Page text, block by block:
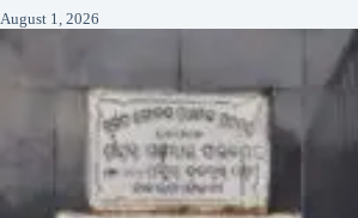
August 1, 2026